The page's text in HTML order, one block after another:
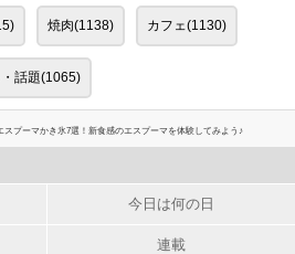
焼肉(1138) カフェ(1130)
話題(1065)
スプーマかき氷7選！新食感のエスプーマを体験してみよう♪
今日は何の日
連載